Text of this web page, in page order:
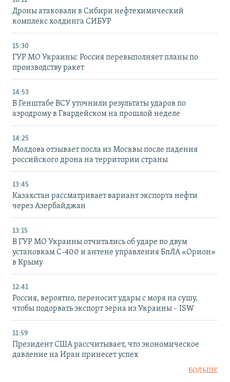
Дроны атаковали в Сибири нефтехимический
комплекс холдинга СИБУР
15:30
ГУР МО Украины: Россия перевыполняет планы по
производству ракет
14:53
В Генштабе ВСУ уточнили результаты ударов по
аэродрому в Гвардейском на прошлой неделе
14:25
Молдова отзывает посла из Москвы после падения
российского дрона на территории страны
13:45
Казахстан рассматривает вариант экспорта нефти
через Азербайджан
13:15
В ГУР МО Украины отчитались об ударе по двум
установкам С-400 и антене управления БпЛА «Орион»
в Крыму
12:41
Россия, вероятно, переносит удары с моря на сушу,
чтобы подорвать экспорт зерна из Украины – ISW
11:59
Президент США рассчитывает, что экономическое
давление на Иран принесет успех
БОЛЬШЕ